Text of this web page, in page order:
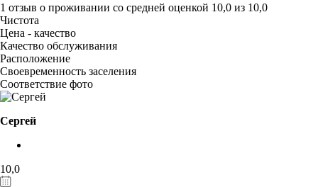
1 отзыв о проживании со средней оценкой 10,0 из 10,0
Чистота
Цена - качество
Качество обслуживания
Расположение
Своевременность заселения
Соответствие фото
Сергей
10,0